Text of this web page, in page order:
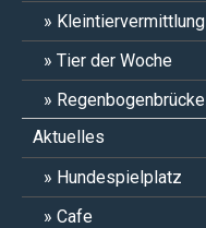
Kleintiervermittlung
Tier der Woche
Regenbogenbrücke
Aktuelles
Hundespielplatz
Cafe